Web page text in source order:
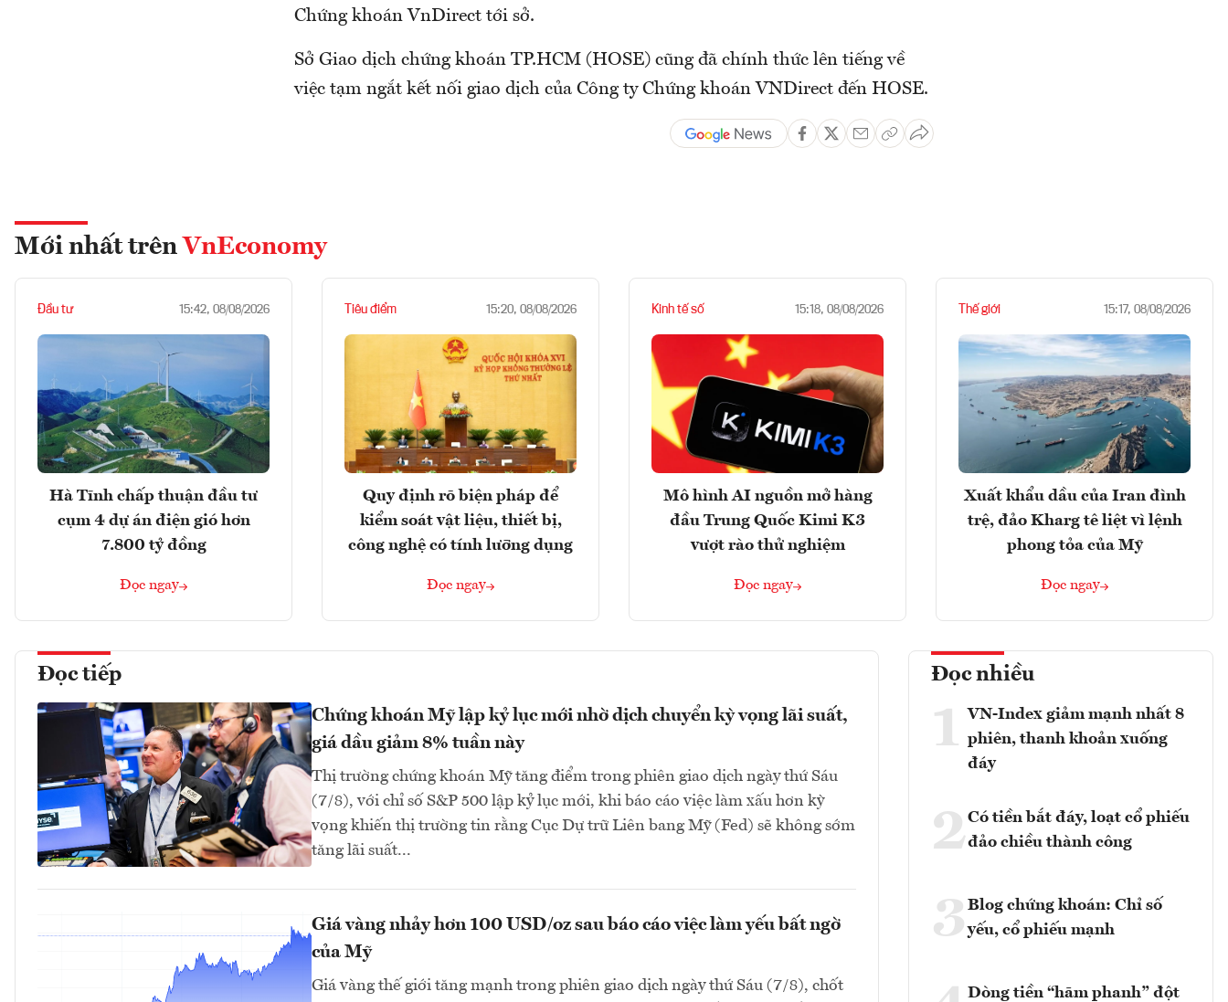
Chứng khoán VnDirect tới sở.
Sở Giao dịch chứng khoán TP.HCM (HOSE) cũng đã chính thức lên tiếng về
việc tạm ngắt kết nối giao dịch của Công ty Chứng khoán VNDirect đến HOSE.
Mới nhất trên VnEconomy
Đầu tư 15:42, 08/08/2026
Hà Tĩnh chấp thuận đầu tư
cụm 4 dự án điện gió hơn
7.800 tỷ đồng
Đọc ngay
Tiêu điểm 15:20, 08/08/2026
Quy định rõ biện pháp để
kiểm soát vật liệu, thiết bị,
công nghệ có tính lưỡng dụng
Đọc ngay
Kinh tế số 15:18, 08/08/2026
Mô hình AI nguồn mở hàng
đầu Trung Quốc Kimi K3
vượt rào thử nghiệm
Đọc ngay
Thế giới 15:17, 08/08/2026
Xuất khẩu dầu của Iran đình
trệ, đảo Kharg tê liệt vì lệnh
phong tỏa của Mỹ
Đọc ngay
Đọc tiếp
Chứng khoán Mỹ lập kỷ lục mới nhờ dịch chuyển kỳ vọng lãi suất,
giá dầu giảm 8% tuần này
Thị trường chứng khoán Mỹ tăng điểm trong phiên giao dịch ngày thứ Sáu
(7/8), với chỉ số S&P 500 lập kỷ lục mới, khi báo cáo việc làm xấu hơn kỳ
vọng khiến thị trường tin rằng Cục Dự trữ Liên bang Mỹ (Fed) sẽ không sớm
tăng lãi suất...
Giá vàng nhảy hơn 100 USD/oz sau báo cáo việc làm yếu bất ngờ
của Mỹ
Giá vàng thế giới tăng mạnh trong phiên giao dịch ngày thứ Sáu (7/8), chốt
Đọc nhiều
1 VN-Index giảm mạnh nhất 8
phiên, thanh khoản xuống
đáy
2Có tiền bắt đáy, loạt cổ phiếu
đảo chiều thành công
3 Blog chứng khoán: Chỉ số
yếu, cổ phiếu mạnh
Dòng tiền “hãm phanh” đột